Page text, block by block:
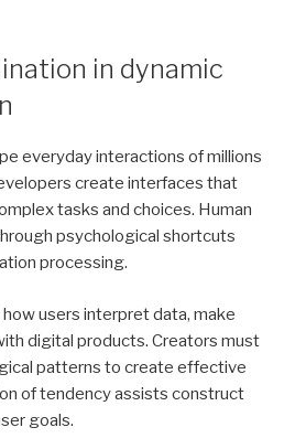
in dynamic
everyday interactions of millions
create interfaces that
tasks and choices. Human
psychological shortcuts
processing.
users interpret data, make
digital products. Creators must
patterns to create effective
of tendency assists construct
goals.